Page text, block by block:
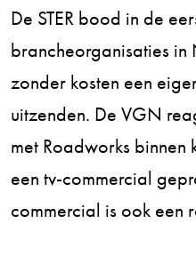
De STER bood in de
brancheorganisaties
zonder kosten een
uitzenden. De VGN
met Roadworks
een tv-commercial
commercial is ook een